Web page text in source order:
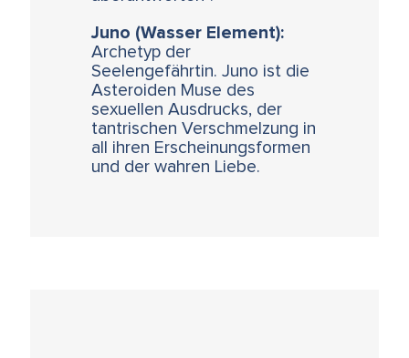
Juno (Wasser Element):
Archetyp der
Seelengefährtin. Juno ist die
Asteroiden Muse des
sexuellen Ausdrucks, der
tantrischen Verschmelzung in
all ihren Erscheinungsformen
und der wahren Liebe.